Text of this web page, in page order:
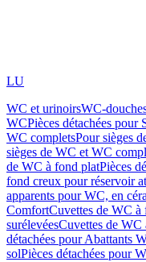
LU
WC et urinoirsWC-
WCPièces détachées pour
WC completsPour sièges
sièges de WC et WC
de WC à fond platPièces
fond creux pour réservoir
apparents pour WC, en
ComfortCuvettes de WC à
surélevéesCuvettes de WC
détachées pour Abattants
solPièces détachées pour